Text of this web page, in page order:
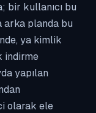
bir kullanıcı bu
arka planda bu
ya kimlik
indirme
yapılan
olarak ele